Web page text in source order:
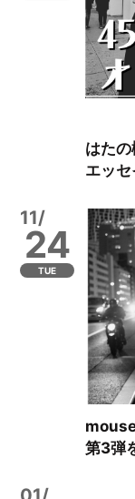
はたの
エッセ
11/
24
TUE
第3弾